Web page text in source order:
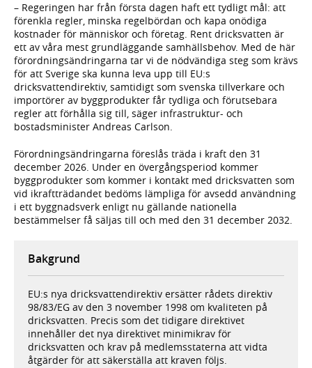
– Regeringen har från första dagen haft ett tydligt mål: att
förenkla regler, minska regelbördan och kapa onödiga
kostnader för människor och företag. Rent dricksvatten är
ett av våra mest grundläggande samhällsbehov. Med de här
förordningsändringarna tar vi de nödvändiga steg som krävs
för att Sverige ska kunna leva upp till EU:s
dricksvattendirektiv, samtidigt som svenska tillverkare och
importörer av byggprodukter får tydliga och förutsebara
regler att förhålla sig till, säger infrastruktur- och
bostadsminister Andreas Carlson.
Förordningsändringarna föreslås träda i kraft den 31
december 2026. Under en övergångsperiod kommer
byggprodukter som kommer i kontakt med dricksvatten som
vid ikraftträdandet bedöms lämpliga för avsedd användning
i ett byggnadsverk enligt nu gällande nationella
bestämmelser få säljas till och med den 31 december 2032.
Bakgrund
EU:s nya dricksvattendirektiv ersätter rådets direktiv
98/83/EG av den 3 november 1998 om kvaliteten på
dricksvatten. Precis som det tidigare direktivet
innehåller det nya direktivet minimikrav för
dricksvatten och krav på medlemsstaterna att vidta
åtgärder för att säkerställa att kraven följs.